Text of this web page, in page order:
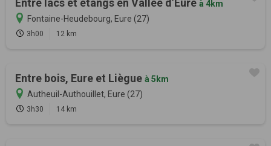
Entre lacs et étangs en Vallée d’Eure à 4km
Fontaine-Heudebourg, Eure (27)
3h00 12 km
Entre bois, Eure et Liègue à 5km
Autheuil-Authouillet, Eure (27)
3h30 14 km